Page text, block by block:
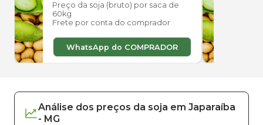
Preço da soja (bruto) por saca de
60kg
Frete por conta do comprador
WhatsApp do COMPRADOR
Análise dos preços da soja em Japaraíba
- MG